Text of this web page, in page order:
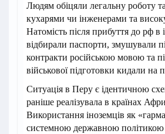
Людям обіцяли легальну роботу
кухарями чи інженерами та
Натомість після прибуття до рф в
відбирали паспорти, змушували
контракти російською мовою та
військової підготовки кидали на
Ситуація в Перу є ідентичною
раніше реалізувала в країнах
Використання іноземців як
системною державною